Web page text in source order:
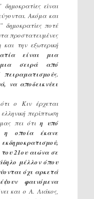
δημοκρατίες είναι
Ακόμα και
δημοκρατίες ποτέ
προστατευμένες
την εξωτερική
είναι μια
μια σειρά από
πειραματισμούς.
να αποδεικνύει
ο Κιν έρχεται
περίπτωση
πει ότιη υπό
η οποία έκανε
21ου αιώνα σε
μέλλον όπου
όχι αρκετά
φαινόμενα
και ο Α. Λιάκος,